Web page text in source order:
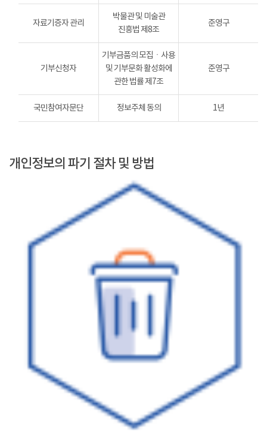
자료기증자 관리
박물관 및 미술관
진흥법 제8조
준영구
기부신청자
기부금품의 모집ㆍ사용
및 기부문화 활성화에
관한 법률 제7조
준영구
국민참여자문단 정보주체 동의 1년
개인정보의 파기 절차 및 방법